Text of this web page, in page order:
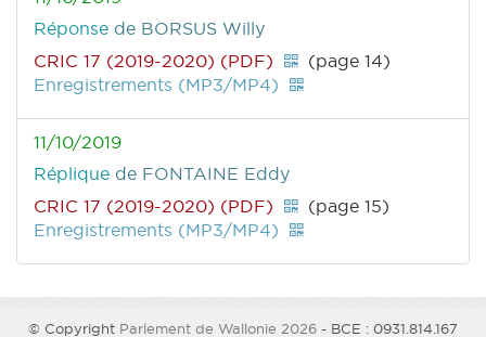
Réponse de BORSUS Willy
CRIC 17 (2019-2020) (PDF)
(page 14)
Enregistrements (MP3/MP4)
11/10/2019
Réplique de FONTAINE Eddy
CRIC 17 (2019-2020) (PDF)
(page 15)
Enregistrements (MP3/MP4)
© Copyright Parlement de Wallonie 2026 - BCE : 0931.814.167